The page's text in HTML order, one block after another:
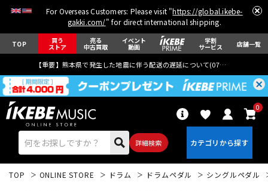
For Overseas Customers: Please visit "https://global.ikebe-
gakki.com/" for direct international shipping.
TOP 買う
ストア
売る
中古買取
イベント
動画
学割
サービス 店舗一覧
【重要】熊本県で発生した地震に伴う配送の遅延について(07月29日
詳細検索
0
TOP ONLINE STORE ドラム ドラムペダル シングルペダル